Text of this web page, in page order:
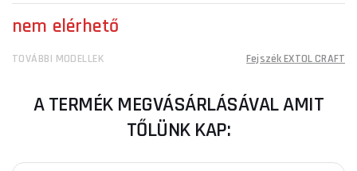
nem elérhető
TOVÁBBI MODELLEK Fejszék EXTOL CRAFT
A TERMÉK MEGVÁSÁRLÁSÁVAL AMIT
TŐLÜNK KAP: